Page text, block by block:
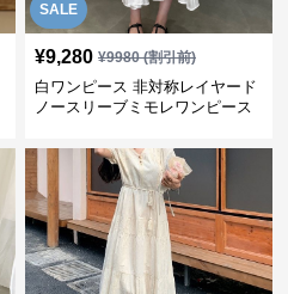
SALE
¥9,280 ¥9980(割引前)
白ワンピース 非対称レイヤード
ノースリーブミモレワンピース